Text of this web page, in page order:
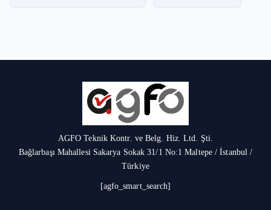
AGFO Teknik Kontr. ve Belg. Hiz. Ltd. Şti.
Bağlarbaşı Mahallesi Sakarya Sokak 31/1 No:1 Maltepe / İstanbul /
Türkiye
[agfo_smart_search]